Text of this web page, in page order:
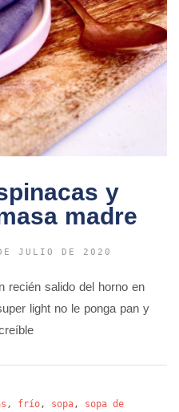
y
madre
JULIO DE 2020
recién salido del horno en
light no le ponga pan y
, frío, sopa, sopa de